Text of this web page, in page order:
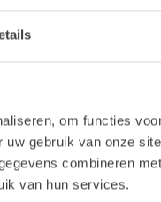
om functies
gebruik van onze
combineren
van hun services.